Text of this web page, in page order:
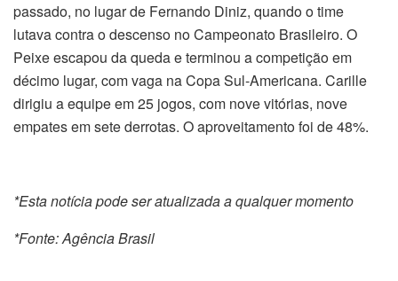
passado, no lugar de Fernando Diniz, quando o time
lutava contra o descenso no Campeonato Brasileiro. O
Peixe escapou da queda e terminou a competição em
décimo lugar, com vaga na Copa Sul-Americana. Carille
dirigiu a equipe em 25 jogos, com nove vitórias, nove
empates em sete derrotas. O aproveitamento foi de 48%.
*Esta notícia pode ser atualizada a qualquer momento
*Fonte: Agência Brasil